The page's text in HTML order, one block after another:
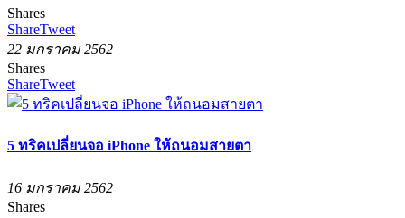
Shares
ShareTweet
22 มกราคม 2562
Shares
ShareTweet
5 ทริคเปลี่ยนจอ iPhone ให้ถนอมสายตา
16 มกราคม 2562
Shares